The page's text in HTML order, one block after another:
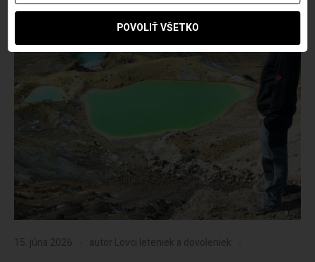
15. júna 2026 autor Lovci leteniek a dovoleniek
POVOLIŤ VŠETKO